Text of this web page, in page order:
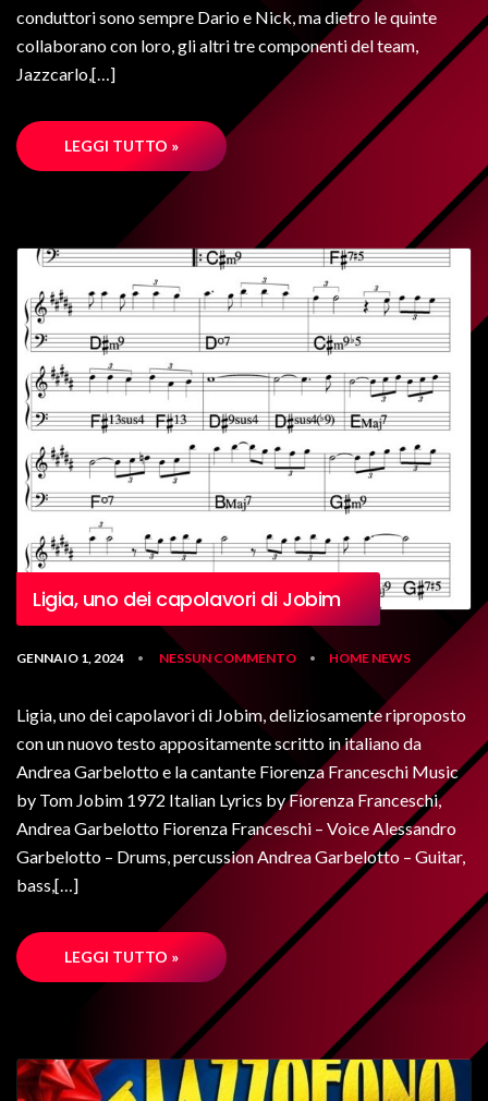
conduttori sono sempre Dario e Nick, ma dietro le quinte
collaborano con loro, gli altri tre componenti del team,
Jazzcarlo,[…]
LEGGI TUTTO »
Ligia, uno dei capolavori di Jobim
GENNAIO 1, 2024 • NESSUN COMMENTO • HOME NEWS
Ligia, uno dei capolavori di Jobim, deliziosamente riproposto
con un nuovo testo appositamente scritto in italiano da
Andrea Garbelotto e la cantante Fiorenza Franceschi Music
by Tom Jobim 1972 Italian Lyrics by Fiorenza Franceschi,
Andrea Garbelotto Fiorenza Franceschi – Voice Alessandro
Garbelotto – Drums, percussion Andrea Garbelotto – Guitar,
bass,[…]
LEGGI TUTTO »